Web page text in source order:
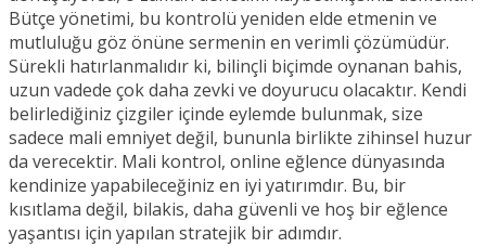
Bütçe yönetimi, bu kontrolü yeniden elde etmenin ve
mutluluğu göz önüne sermenin en verimli çözümüdür.
Sürekli hatırlanmalıdır ki, bilinçli biçimde oynanan bahis,
uzun vadede çok daha zevki ve doyurucu olacaktır. Kendi
belirlediğiniz çizgiler içinde eylemde bulunmak, size
sadece mali emniyet değil, bununla birlikte zihinsel huzur
da verecektir. Mali kontrol, online eğlence dünyasında
kendinize yapabileceğiniz en iyi yatırımdır. Bu, bir
kısıtlama değil, bilakis, daha güvenli ve hoş bir eğlence
yaşantısı için yapılan stratejik bir adımdır.